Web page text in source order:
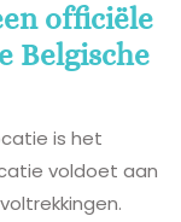
officiële
Belgische
is het
voldoet aan